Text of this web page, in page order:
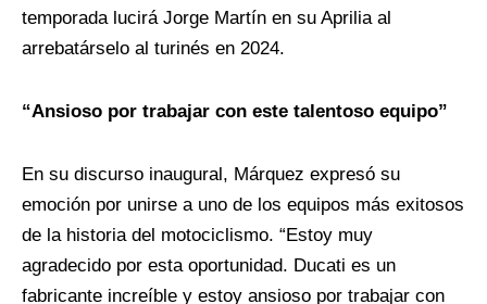
temporada lucirá Jorge Martín en su Aprilia al
arrebatárselo al turinés en 2024.
“Ansioso por trabajar con este talentoso equipo”
En su discurso inaugural, Márquez expresó su
emoción por unirse a uno de los equipos más exitosos
de la historia del motociclismo. “Estoy muy
agradecido por esta oportunidad. Ducati es un
fabricante increíble y estoy ansioso por trabajar con